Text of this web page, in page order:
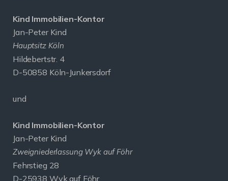
Kind Immobilien-Kontor
Jan-Peter Kind
Hauptsitz Köln
Hildebertstr. 4
D-50858 Köln-Junkersdorf
und
Kind Immobilien-Kontor
Jan-Peter Kind
Zweigniederlassung Wyk auf Föhr
Fehrstieg 28
D-25938 Wyk auf Föhr